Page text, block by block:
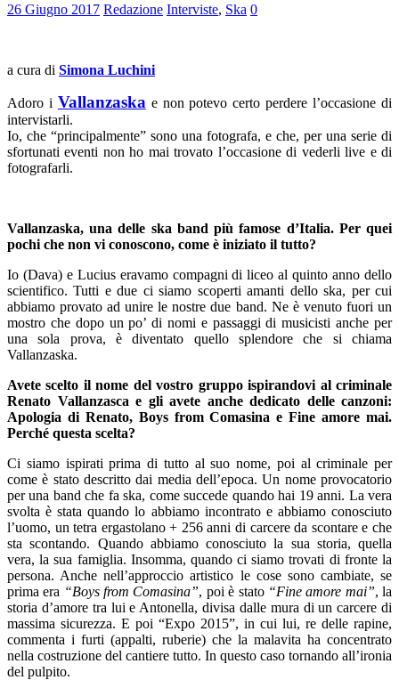
26 Giugno 2017 Redazione Interviste, Ska 0
a cura di Simona Luchini
Adoro i Vallanzaska e non potevo certo perdere l’occasione di
intervistarli.
Io, che “principalmente” sono una fotografa, e che, per una serie di
sfortunati eventi non ho mai trovato l’occasione di vederli live e di
fotografarli.
Vallanzaska, una delle ska band più famose d’Italia. Per quei
pochi che non vi conoscono, come è iniziato il tutto?
Io (Dava) e Lucius eravamo compagni di liceo al quinto anno dello
scientifico. Tutti e due ci siamo scoperti amanti dello ska, per cui
abbiamo provato ad unire le nostre due band. Ne è venuto fuori un
mostro che dopo un po’ di nomi e passaggi di musicisti anche per
una sola prova, è diventato quello splendore che si chiama
Vallanzaska.
Avete scelto il nome del vostro gruppo ispirandovi al criminale
Renato Vallanzasca e gli avete anche dedicato delle canzoni:
Apologia di Renato, Boys from Comasina e Fine amore mai.
Perché questa scelta?
Ci siamo ispirati prima di tutto al suo nome, poi al criminale per
come è stato descritto dai media dell’epoca. Un nome provocatorio
per una band che fa ska, come succede quando hai 19 anni. La vera
svolta è stata quando lo abbiamo incontrato e abbiamo conosciuto
l’uomo, un tetra ergastolano + 256 anni di carcere da scontare e che
sta scontando. Quando abbiamo conosciuto la sua storia, quella
vera, la sua famiglia. Insomma, quando ci siamo trovati di fronte la
persona. Anche nell’approccio artistico le cose sono cambiate, se
prima era “Boys from Comasina”, poi è stato “Fine amore mai”, la
storia d’amore tra lui e Antonella, divisa dalle mura di un carcere di
massima sicurezza. E poi “Expo 2015”, in cui lui, re delle rapine,
commenta i furti (appalti, ruberie) che la malavita ha concentrato
nella costruzione del cantiere tutto. In questo caso tornando all’ironia
del pulpito.